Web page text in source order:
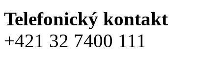
Telefonický kontakt
+421 32 7400 111